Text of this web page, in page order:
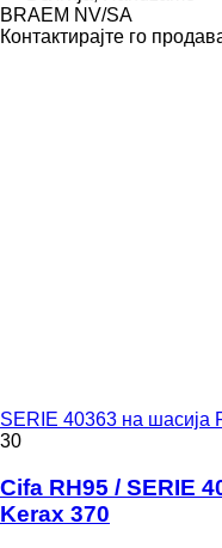
BRAEM NV/SA
Контактирајте го
SERIE 40363 на шасија
30
Cifa RH95 / SERIE
Kerax 370